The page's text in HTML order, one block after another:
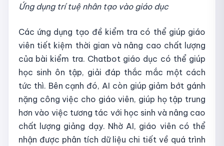
Ứng dụng trí tuệ nhân tạo vào giáo dục
Các ứng dụng tạo đề kiểm tra có thể giúp giáo
viên tiết kiệm thời gian và nâng cao chất lượng
của bài kiểm tra. Chatbot giáo dục có thể giúp
học sinh ôn tập, giải đáp thắc mắc một cách
tức thì. Bên cạnh đó, AI còn giúp giảm bớt gánh
nặng công việc cho giáo viên, giúp họ tập trung
hơn vào việc tương tác với học sinh và nâng cao
chất lượng giảng dạy. Nhờ AI, giáo viên có thể
nhận được phân tích dữ liệu chi tiết về quá trình